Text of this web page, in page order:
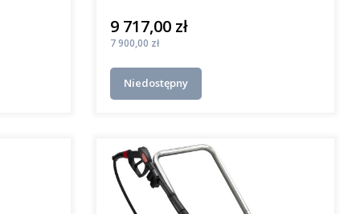
Cena
9 717,00 zł
Cena
7 900,00 zł
Niedostępny